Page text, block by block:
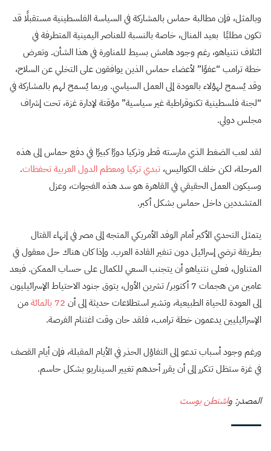
وبالمثل، فإن مطالبة حماس بالمشاركة في السياسة الفلسطينية مستقبلًا قد
تكون مطلبًا بعيد المنال، خاصة بالنسبة للعناصر اليمينية المتطرفة في
ائتلاف نتنياهو، رغم وجود هامش بسيط للمناورة في هذا الشأن. وتعرض
خطة ترامب “عفوًا” لأعضاء حماس الذين يوافقون على التخلي عن السلاح،
وقد يُسمح لهؤلاء بالعودة إلى العمل السياسي. وربما يُسمح لهم بالمشاركة في
“لجنة فلسطينية تكنوقراطية غير سياسية” مؤقتة لإدارة غزة، تحت إشراف
مجلس دولي.
لقد لعب الضغط الذي مارسته قطر وتركيا دورًا كبيرًا في دفع حماس إلى هذه
المرحلة، لكن خلف الكواليس، تبدي تركيا ومعظم الدول العربية تحفظات.
وسيكون العمل الحقيقي في القاهرة هو سد هذه الفجوات، وعزل
المتشددين داخل حماس بشكل أكبر.
يتمثل التحدي الأكبر أمام الوفد الأمريكي المتجه إلى مصر في إنهاء القتال
بطريقة ترضي إسرائيل دون تنفير القادة العرب. وإذا كان هناك حل معقول في
المتناول، فعلى نتنياهو أن يتجنب السعي للكمال على حساب الممكن. فبعد
عامين من هجمات 7 أكتوبر/ تشرين الأول، يتوق جنود الاحتياط الإسرائيليون
إلى العودة للحياة الطبيعية، وتشير استطلاعات حديثة إلى أن 72 بالمائة
من
الإسرائيليين يدعمون خطة ترامب، فلقد حان وقت اغتنام الفرصة.
ورغم وجود أسباب تدعو إلى التفاؤل الحذر في الأيام المقبلة، فإن أيام القصف
في غزة ستظل تتكرر إلى أن يقرر أحدهم تغيير السيناريو بشكل حاسم.
المصدر: واشنطن بوست